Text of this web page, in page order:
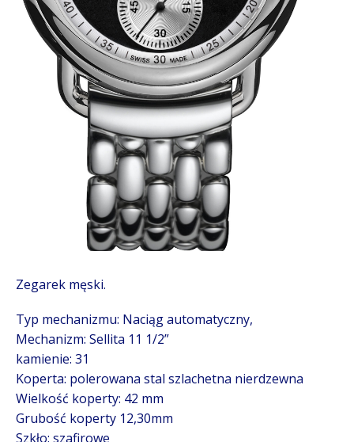
Zegarek męski.
Typ mechanizmu: Naciąg automatyczny,
Mechanizm: Sellita 11 1/2”
kamienie: 31
Koperta: polerowana stal szlachetna nierdzewna
Wielkość koperty: 42 mm
Grubość koperty 12,30mm
Szkło: szafirowe